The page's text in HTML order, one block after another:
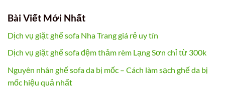
Bài Viết Mới Nhất
Dịch vụ giặt ghế sofa Nha Trang giá rẻ uy tín
Dịch vụ giặt ghế sofa đệm thảm rèm Lạng Sơn chỉ từ 300k
Nguyên nhân ghế sofa da bị mốc – Cách làm sạch ghế da bị
mốc hiệu quả nhất